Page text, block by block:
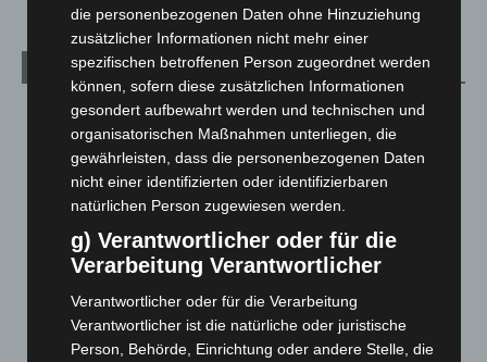
Kategorien
Blaulicht
2.799
Corona-News
Hannover und Region
Langenhagen und Ortsteile
Leserbriefe
Menschen
Über uns
Veranstaltungen
1.887
die personenbezogenen Daten ohne Hinzuziehung
zusätzlicher Informationen nicht mehr einer
spezifischen betroffenen Person zugeordnet werden
können, sofern diese zusätzlichen Informationen
gesondert aufbewahrt werden und technischen und
organisatorischen Maßnahmen unterliegen, die
gewährleisten, dass die personenbezogenen Daten
nicht einer identifizierten oder identifizierbaren
natürlichen Person zugewiesen werden.
g) Verantwortlicher oder für die
Verarbeitung Verantwortlicher
Verantwortlicher oder für die Verarbeitung
Verantwortlicher ist die natürliche oder juristische
Person, Behörde, Einrichtung oder andere Stelle, die